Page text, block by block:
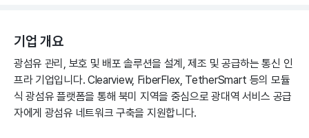
기업 개요
광섬유 관리, 보호 및 배포 솔루션을 설계, 제조 및 공급하는 통신 인
프라 기업입니다. Clearview, FiberFlex, TetherSmart 등의 모듈
식 광섬유 플랫폼을 통해 북미 지역을 중심으로 광대역 서비스 공급
자에게 광섬유 네트워크 구축을 지원합니다.